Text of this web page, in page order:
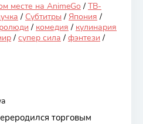
месте на AnimeGo / ТВ-
/ Субтитры / Япония /
/ комедия / кулинария
/ супер сила / фэнтези /
торговым